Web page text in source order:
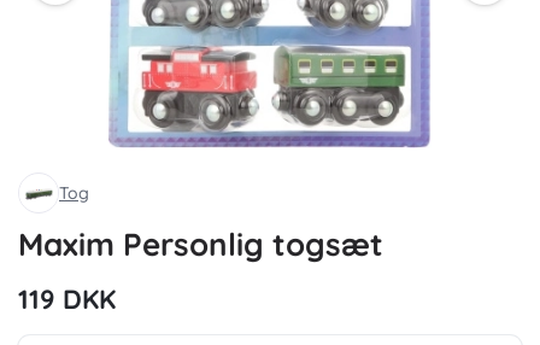
Tog
Maxim Personlig togsæt
119 DKK